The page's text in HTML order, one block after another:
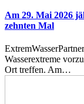
Am 29. Mai 2026
zehnten Mal
Wasserextreme
Ort treffen. Am…